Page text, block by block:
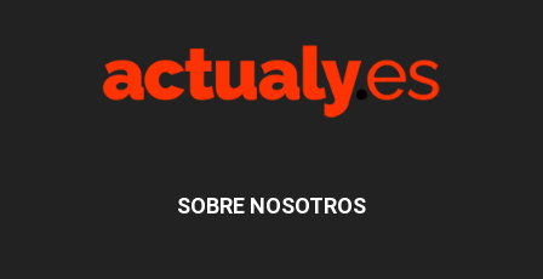
SOBRE NOSOTROS